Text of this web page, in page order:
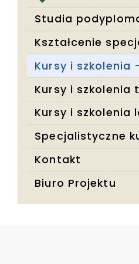
Studia
Kształcenie
Kursy i szkolenia
Kursy i szkolenia
Kursy i szkolenia
Specjalistyczne
Kontakt
Biuro Projektu